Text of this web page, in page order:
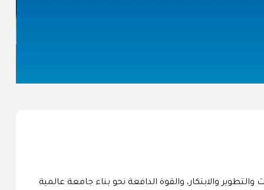
والابتكار، والقوة الدافعة نحو بناء جامعة عالمية